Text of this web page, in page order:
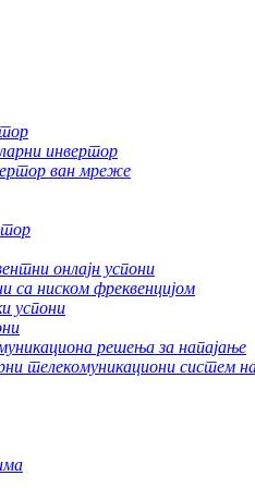
инвертор
ван мреже
онлајн успони
са ниском фреквенцијом
успони
решења за напајање
телекомуникациони систем